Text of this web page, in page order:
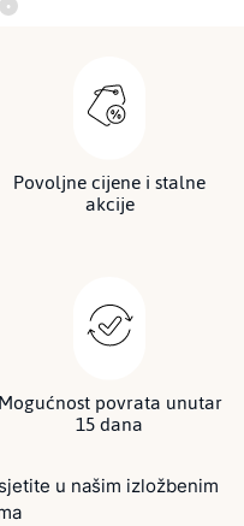
Povoljne cijene i stalne
akcije
Mogućnost povrata unutar
15 dana
u našim izložbenim